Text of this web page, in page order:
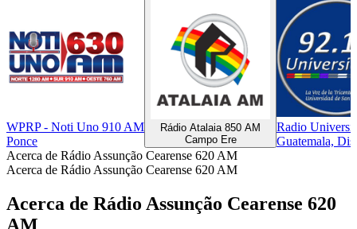
WPRP - Noti Uno 910 AM
Ponce
Rádio Atalaia 850 AM
Campo Ere
Radio
Guatemala,
Acerca de Rádio Assunção Cearense 620 AM
Acerca de Rádio Assunção Cearense 620 AM
Acerca de Rádio Assunção Cearense 620
AM